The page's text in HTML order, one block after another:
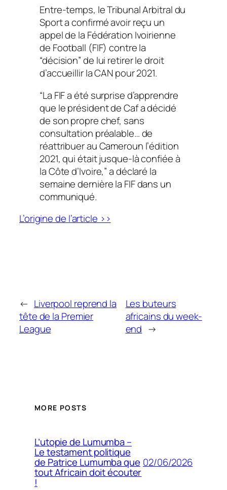
Entre-temps, le Tribunal Arbitral du
Sport a confirmé avoir reçu un
appel de la Fédération Ivoirienne
de Football (FIF) contre la
“décision” de lui retirer le droit
d’accueillir la CAN pour 2021.
“La FIF a été surprise d’apprendre
que le président de Caf a décidé
de son propre chef, sans
consultation préalable… de
réattribuer au Cameroun l’édition
2021, qui était jusque-là confiée à
la Côte d’Ivoire,” a déclaré la
semaine dernière la FIF dans un
communiqué.
L’origine de l’article >>
← Liverpool reprend la
tête de la Premier
League
Les buteurs
africains du week-
end →
MORE POSTS
L’utopie de Lumumba –
Le testament politique
de Patrice Lumumba que
tout Africain doit écouter
!
02/06/2026